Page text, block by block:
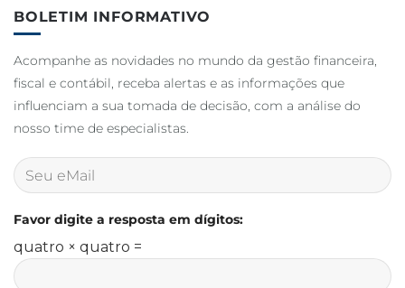
BOLETIM INFORMATIVO
Acompanhe as novidades no mundo da gestão financeira,
fiscal e contábil, receba alertas e as informações que
influenciam a sua tomada de decisão, com a análise do
nosso time de especialistas.
Favor digite a resposta em dígitos:
quatro × quatro =